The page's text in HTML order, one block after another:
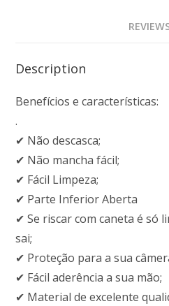
Description
Benefícios e características:
.
✔ Não descasca;
✔ Não mancha fácil;
✔ Fácil Limpeza;
✔ Parte Inferior Aberta
✔ Se riscar com caneta é só
sai;
✔ Proteção para a sua
✔ Fácil aderência a sua mão;
✔ Material de excelente